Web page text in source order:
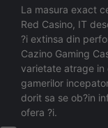
La masura exact
Red Casino, IT
?i extinsa din
Cazino Gaming
varietate atrage
gamerilor
dorit sa se ob?in
ofera ?i.